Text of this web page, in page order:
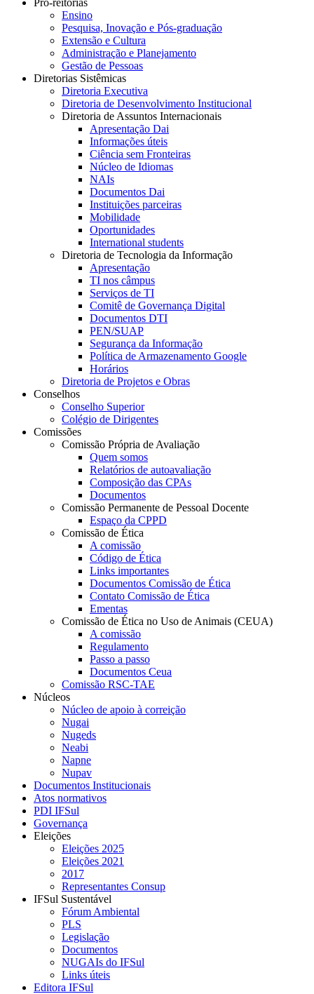
Ensino
Pesquisa, Inovação e Pós-graduação
Extensão e Cultura
Administração e Planejamento
Gestão de Pessoas
Diretorias Sistêmicas
Diretoria Executiva
Diretoria de Desenvolvimento Institucional
Diretoria de Assuntos Internacionais
Apresentação Dai
Informações úteis
Ciência sem Fronteiras
Núcleo de Idiomas
NAIs
Documentos Dai
Instituições parceiras
Mobilidade
Oportunidades
International students
Diretoria de Tecnologia da Informação
Apresentação
TI nos câmpus
Serviços de TI
Comitê de Governança Digital
Documentos DTI
PEN/SUAP
Segurança da Informação
Política de Armazenamento Google
Horários
Diretoria de Projetos e Obras
Conselhos
Conselho Superior
Colégio de Dirigentes
Comissões
Comissão Própria de Avaliação
Quem somos
Relatórios de autoavaliação
Composição das CPAs
Documentos
Comissão Permanente de Pessoal Docente
Espaço da CPPD
Comissão de Ética
A comissão
Código de Ética
Links importantes
Documentos Comissão de Ética
Contato Comissão de Ética
Ementas
Comissão de Ética no Uso de Animais (CEUA)
A comissão
Regulamento
Passo a passo
Documentos Ceua
Comissão RSC-TAE
Núcleos
Núcleo de apoio à correição
Nugai
Nugeds
Neabi
Napne
Nupav
Documentos Institucionais
Atos normativos
PDI IFSul
Governança
Eleições
Eleições 2025
Eleições 2021
2017
Representantes Consup
IFSul Sustentável
Fórum Ambiental
PLS
Legislação
Documentos
NUGAIs do IFSul
Links úteis
Editora IFSul